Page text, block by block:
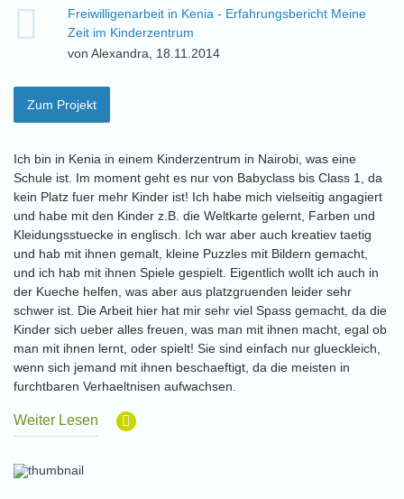
Freiwilligenarbeit in Kenia - Erfahrungsbericht Meine
Zeit im Kinderzentrum
von Alexandra, 18.11.2014
Zum Projekt
Ich bin in Kenia in einem Kinderzentrum in Nairobi, was eine
Schule ist. Im moment geht es nur von Babyclass bis Class 1, da
kein Platz fuer mehr Kinder ist! Ich habe mich vielseitig angagiert
und habe mit den Kinder z.B. die Weltkarte gelernt, Farben und
Kleidungsstuecke in englisch. Ich war aber auch kreatiev taetig
und hab mit ihnen gemalt, kleine Puzzles mit Bildern gemacht,
und ich hab mit ihnen Spiele gespielt. Eigentlich wollt ich auch in
der Kueche helfen, was aber aus platzgruenden leider sehr
schwer ist. Die Arbeit hier hat mir sehr viel Spass gemacht, da die
Kinder sich ueber alles freuen, was man mit ihnen macht, egal ob
man mit ihnen lernt, oder spielt! Sie sind einfach nur glueckleich,
wenn sich jemand mit ihnen beschaeftigt, da die meisten in
furchtbaren Verhaeltnisen aufwachsen.
Weiter Lesen